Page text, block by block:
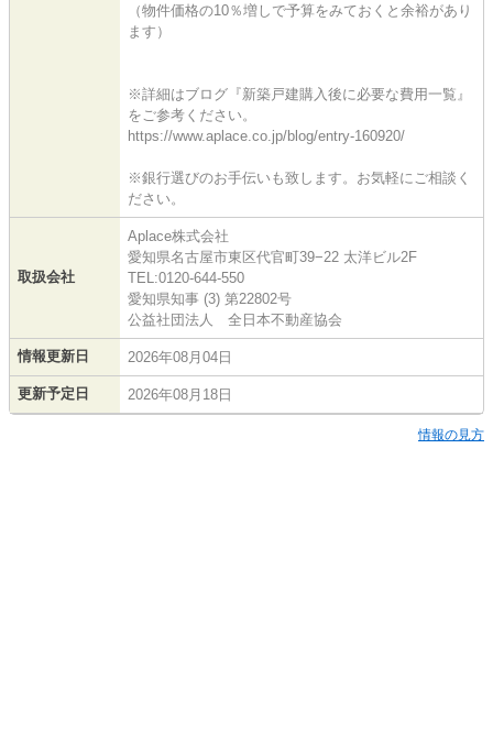
（物件価格の10％増しで予算をみておくと余裕があり
ます）
※詳細はブログ『新築戸建購入後に必要な費用一覧』
をご参考ください。
https://www.aplace.co.jp/blog/entry-160920/
※銀行選びのお手伝いも致します。お気軽にご相談く
ださい。
取扱会社
Aplace株式会社
愛知県名古屋市東区代官町39−22 太洋ビル2F
TEL:0120-644-550
愛知県知事 (3) 第22802号
公益社団法人 全日本不動産協会
情報更新日 2026年08月04日
更新予定日 2026年08月18日
情報の見方